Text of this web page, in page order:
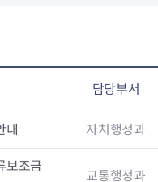
휘경2동
이문1동
이문2동
DDM 청소년아지트
담당부서
내 자치행정과
보조금
교통행정과